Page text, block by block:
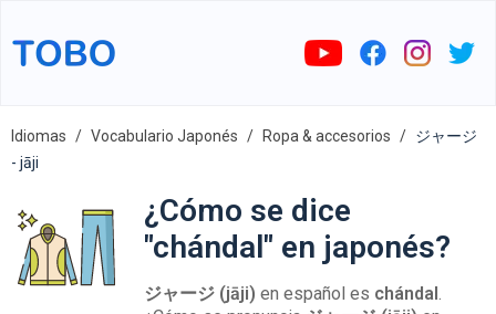
Idiomas Vocabulario Japonés Ropa & accesorios
ジャージ
- jāji
¿Cómo se dice
"chándal" en japonés?
ジャージ (jāji) en español es chándal.